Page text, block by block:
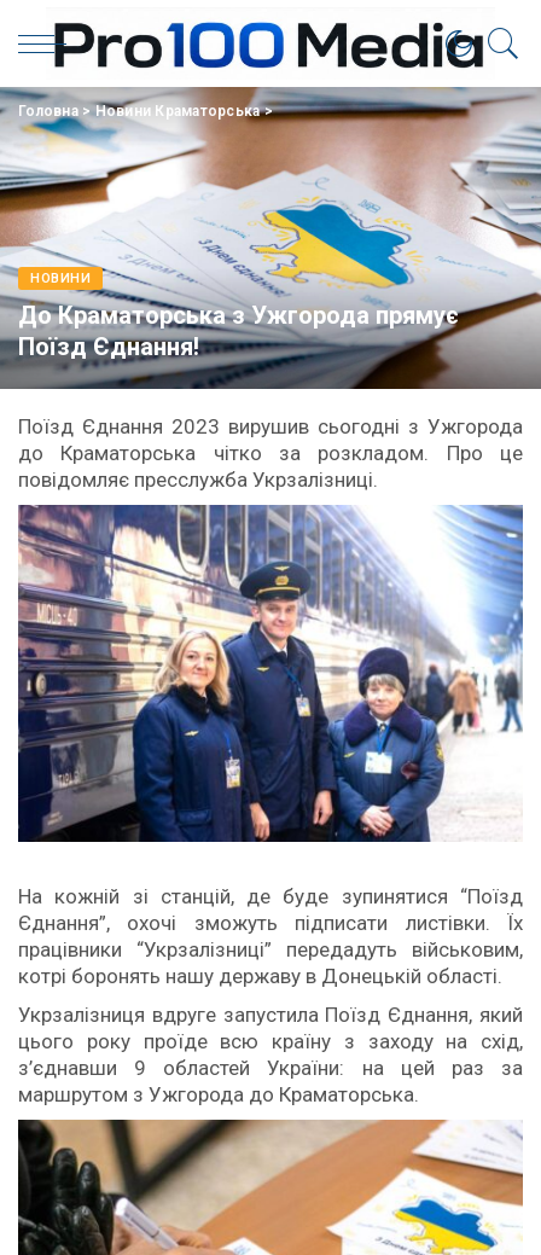
Головна>Новини Краматорська>
НОВИНИ
До Краматорська з Ужгорода прямує
Поїзд Єднання!
Поїзд Єднання 2023 вирушив сьогодні з Ужгорода
до Краматорська чітко за розкладом. Про це
повідомляє пресслужба Укрзалізниці.
На кожній зі станцій, де буде зупинятися “Поїзд
Єднання”, охочі зможуть підписати листівки. Їх
працівники “Укрзалізниці” передадуть військовим,
котрі боронять нашу державу в Донецькій області.
Укрзалізниця вдруге запустила Поїзд Єднання, який
цього року проїде всю країну з заходу на схід,
з’єднавши 9 областей України: на цей раз за
маршрутом з Ужгорода до Краматорська.